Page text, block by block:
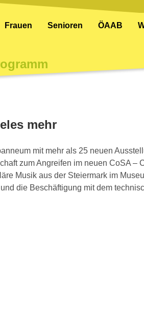
Frauen Senioren ÖAAB
mehr
mit mehr als 25 neuen
zum Angreifen im neuen CoSA
Musik aus der Steiermark im
die Beschäftigung mit dem